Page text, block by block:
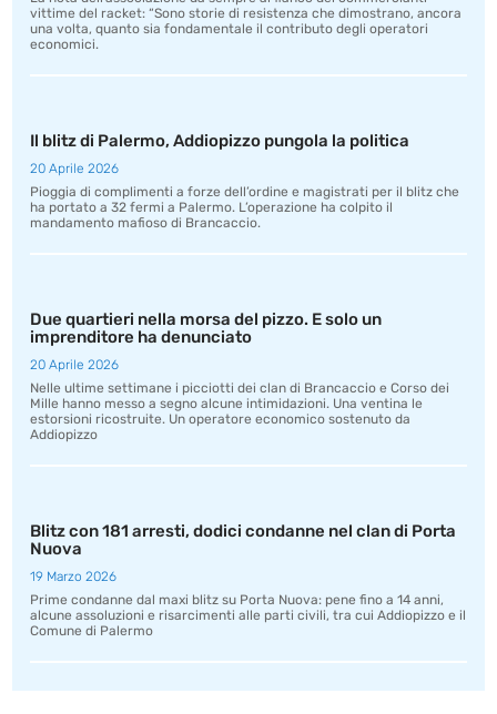
vittime del racket: “Sono storie di resistenza che dimostrano, ancora
una volta, quanto sia fondamentale il contributo degli operatori
economici.
Il blitz di Palermo, Addiopizzo pungola la politica
20 Aprile 2026
Pioggia di complimenti a forze dell’ordine e magistrati per il blitz che
ha portato a 32 fermi a Palermo. L’operazione ha colpito il
mandamento mafioso di Brancaccio.
Due quartieri nella morsa del pizzo. E solo un
imprenditore ha denunciato
20 Aprile 2026
Nelle ultime settimane i picciotti dei clan di Brancaccio e Corso dei
Mille hanno messo a segno alcune intimidazioni. Una ventina le
estorsioni ricostruite. Un operatore economico sostenuto da
Addiopizzo
Blitz con 181 arresti, dodici condanne nel clan di Porta
Nuova
19 Marzo 2026
Prime condanne dal maxi blitz su Porta Nuova: pene fino a 14 anni,
alcune assoluzioni e risarcimenti alle parti civili, tra cui Addiopizzo e il
Comune di Palermo